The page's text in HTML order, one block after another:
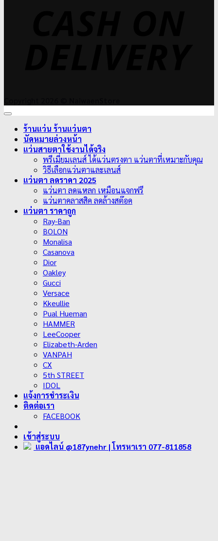
ร้านแว่น ร้านแว่นตา
นัดหมายล่วงหน้า
แว่นสายตาใช้งานได้จริง
พรีเมี่ยมเลนส์ ได้แว่นตรงตา แว่นตาที่เหมาะกับคุณ
วิธีเลือกแว่นตาและเลนส์
แว่นตา ลดราคา 2025
แว่นตา ลดแหลก เหมือนแจกฟรี
แว่นตาคลาสสิค ลดล้างสต๊อค
แว่นตา ราคาถูก
Ray-Ban
BOLON
Monalisa
Casanova
Dior
Oakley
Gucci
Versace
Kkeullie
Pual Hueman
HAMMER
LeeCooper
Elizabeth-Arden
VANPAH
CX
5th STREET
IDOL
แจ้งการชำระเงิน
ติดต่อเรา
FACEBOOK
เข้าสู่ระบบ
แอดไลน์ @187ynehr | โทรหาเรา 077-811858